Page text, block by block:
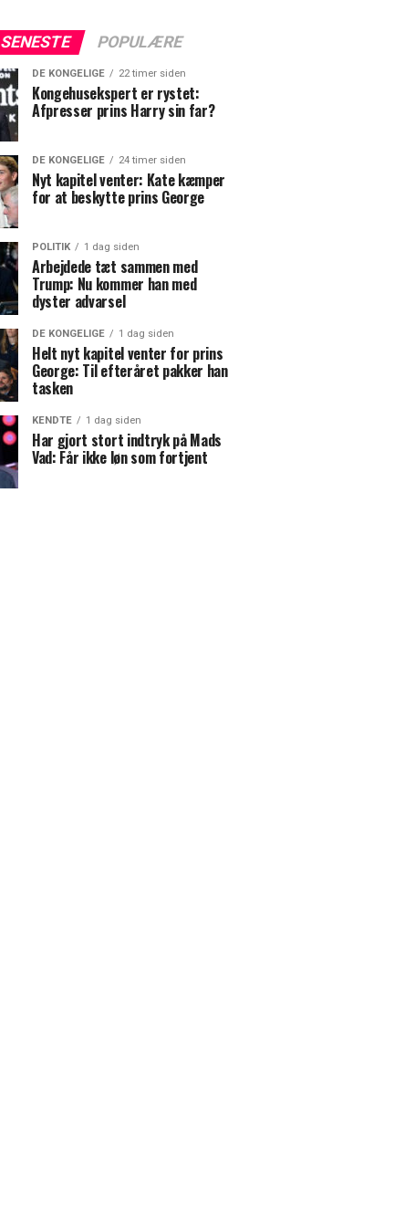
SENESTE POPULÆRE
DE KONGELIGE 22 timer siden
Kongehusekspert er rystet:
Afpresser prins Harry sin far?
DE KONGELIGE 24 timer siden
Nyt kapitel venter: Kate kæmper
for at beskytte prins George
POLITIK 1 dag siden
Arbejdede tæt sammen med
Trump: Nu kommer han med
dyster advarsel
DE KONGELIGE 1 dag siden
Helt nyt kapitel venter for prins
George: Til efteråret pakker han
tasken
KENDTE 1 dag siden
Har gjort stort indtryk på Mads
Vad: Får ikke løn som fortjent